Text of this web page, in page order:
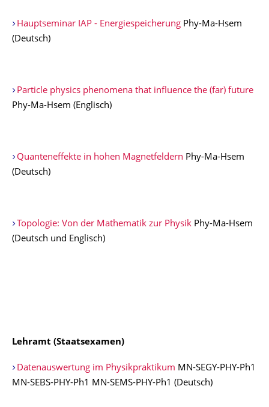
Hauptseminar IAP - Energiespeicherung Phy-Ma-Hsem
(Deutsch)
Particle physics phenomena that influence the (far) future
Phy-Ma-Hsem (Englisch)
Quanteneffekte in hohen Magnetfeldern Phy-Ma-Hsem
(Deutsch)
Topologie: Von der Mathematik zur Physik Phy-Ma-Hsem
(Deutsch und Englisch)
Lehramt (Staatsexamen)
Datenauswertung im Physikpraktikum MN-SEGY-PHY-Ph1
MN-SEBS-PHY-Ph1 MN-SEMS-PHY-Ph1 (Deutsch)